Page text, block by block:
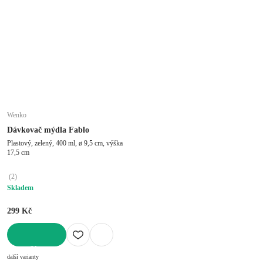
Wenko
Dávkovač mýdla Fablo
Plastový, zelený, 400 ml, ø 9,5 cm, výška
17,5 cm
(2)
Skladem
299 Kč
další varianty